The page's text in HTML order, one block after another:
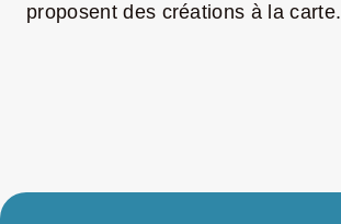
proposent des créations à la carte.